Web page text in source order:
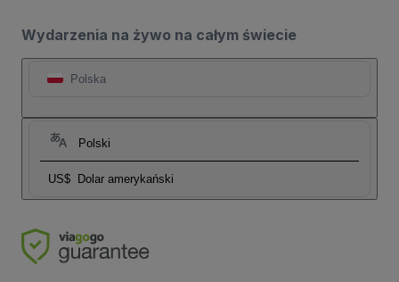
Wydarzenia na żywo na całym świecie
Polska
Polski
US$ Dolar amerykański